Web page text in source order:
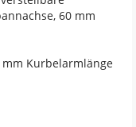
60 mm
mm Kurbelarmlänge